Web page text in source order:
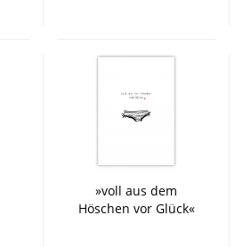
»voll aus dem
Höschen vor Glück«